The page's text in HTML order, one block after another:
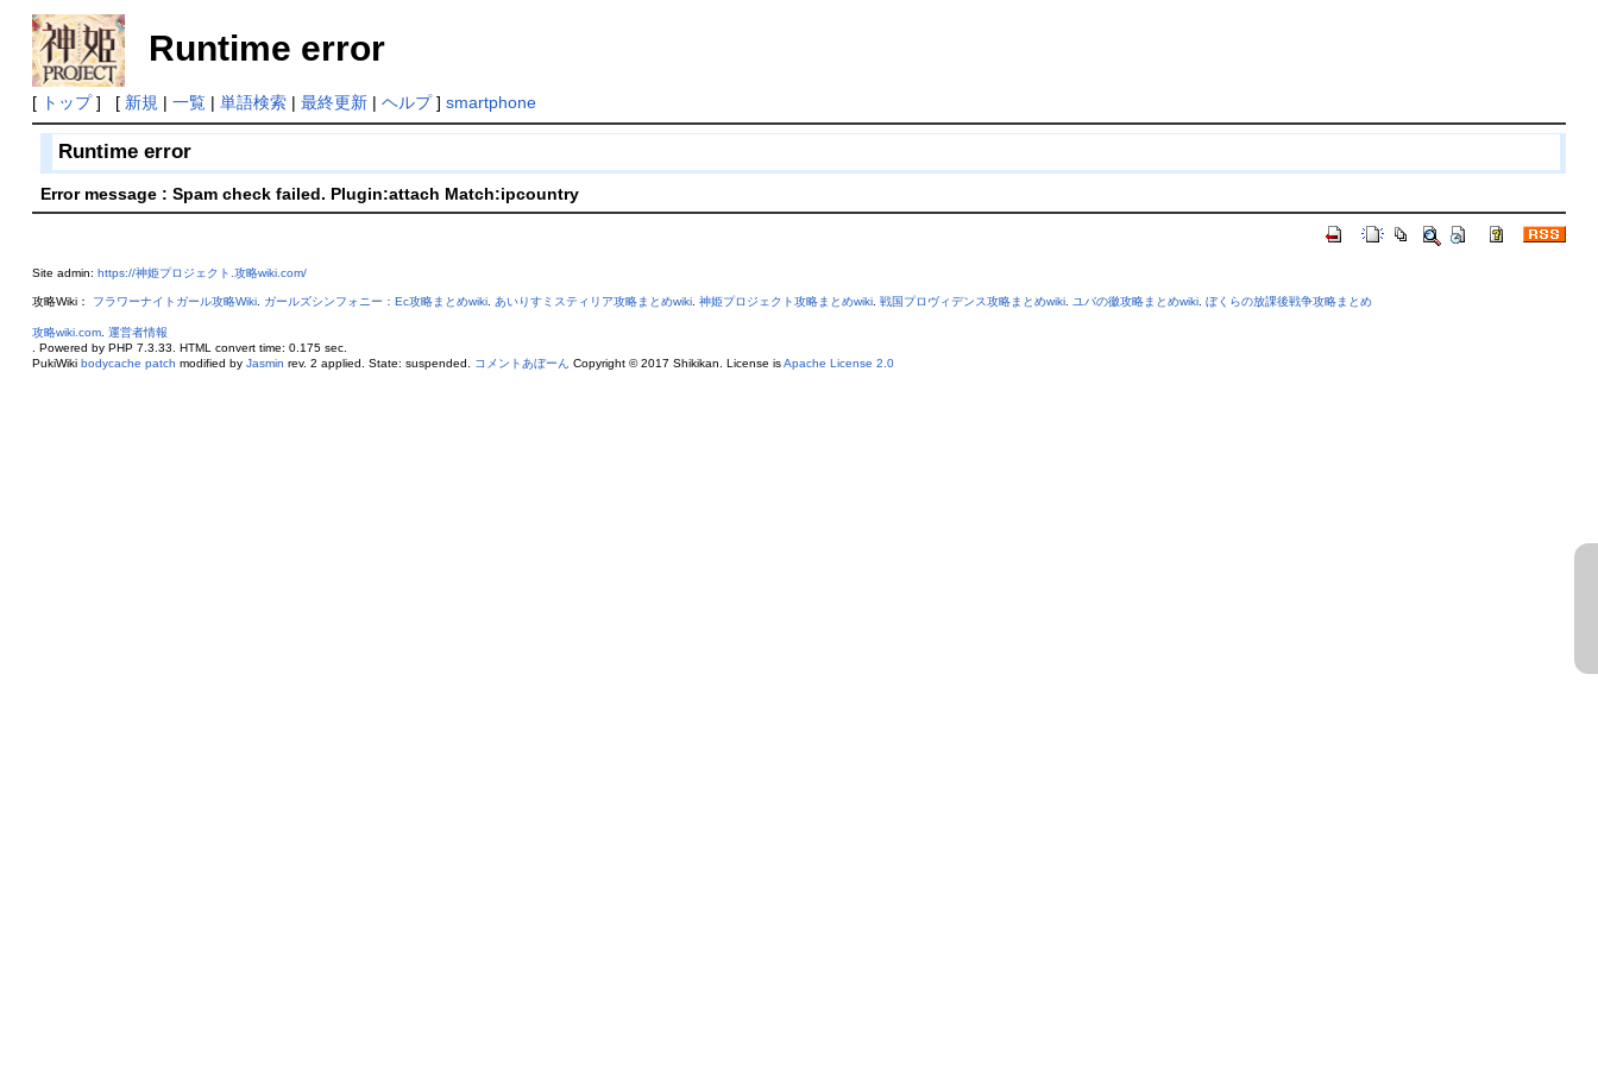
Runtime error
[ トップ] [ 新規 | 一覧| 単語検索| 最終更新| ヘルプ] smartphone
Runtime error
Error message : Spam check failed. Plugin:attach Match:ipcountry
Site admin: https://神姫プロジェクト.攻略wiki.com/
攻略Wiki： フラワーナイトガール攻略Wiki. ガールズシンフォニー：Ec攻略まとめwiki. あいりすミスティリア攻略まとめwiki. 神姫プロジェクト攻略まとめwiki. 戦国プロヴィデンス攻略まとめwiki. ユバの徽攻略まとめwiki. ぼくらの放課後戦争攻略まとめ
攻略wiki.com. 運営者情報
. Powered by PHP 7.3.33. HTML convert time: 0.175 sec.
PukiWiki bodycache patch modified by Jasmin rev. 2 applied. State: suspended. コメントあぼーん Copyright © 2017 Shikikan. License isApache License 2.0